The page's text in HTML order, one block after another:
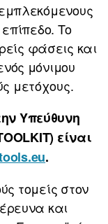
Το
φάσεις και
μόνιμου
μετόχους.
Υπεύθυνη
είναι
.
τομείς στον
και